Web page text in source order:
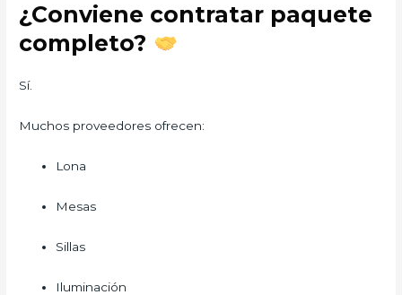
¿Conviene contratar paquete
completo?
Sí.
Muchos proveedores ofrecen:
Lona
Mesas
Sillas
Iluminación